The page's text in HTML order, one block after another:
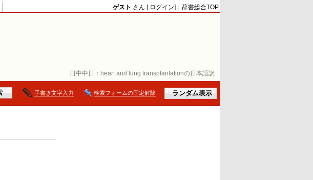
日中中日： heart and lung transplantationの日本語訳
ゲスト さん [ ログイン] | 辞書総合TOP
手書き文字入力 検索フォームの固定解除